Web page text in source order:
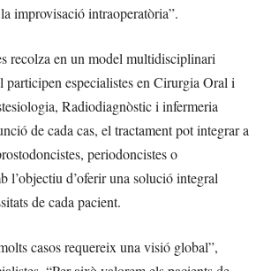
improvisació intraoperatòria”.
recolza en un model multidisciplinari
participen especialistes en Cirurgia Oral i
Radiodiagnòstic i infermeria
de cada cas, el tractament pot integrar a
periodoncistes o
l’objectiu d’oferir una solució integral
de cada pacient.
casos requereix una visió global”,